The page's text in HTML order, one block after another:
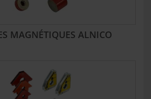
MAGNÉTIQUES ALNICO